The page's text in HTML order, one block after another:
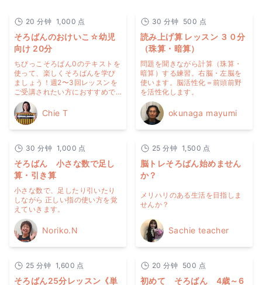
20 分钟 1,000 点
そろばんのおけいこ☆幼児
向け 20分
ちびっこそろばん0のテキストを
使って、楽しくそろばんを学び
ましょう！週2〜3回レッスンを
ご受講されたい方におすすめで
す！おうちでの練習風景⭐︎ 4さい
からのそろばん
https://youtu.be/67OyEtQYS6o
Chie T
30 分钟 500 点
読み上げ算 レッスン ３０分
（珠算・暗算）
問題を聞きながら計算（珠算・
暗算）する練習。右脳・左脳を
使います。脳活性化＝前頭前野
を活性化します。
okunaga mayumi
30 分钟 1,000 点
そろばん 小さな数で足し
算・引き算
小さな数で、足したり引いたり
しながら 正しい指の使い方を覚
えていきます。
Noriko.N
25 分钟 1,500 点
脳トレそろばん始めません
か？
メリハリのある生活を目指しま
せんか？
Sachie teacher
25 分钟 1,600 点
そろばん25分レッスン《単
20 分钟 500 点
初めて そろばん 4歳～6